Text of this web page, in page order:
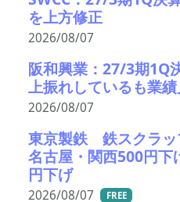
を上方修正
2026/08/07
阪和興業：27/3期1Q
上振れしているも業
2026/08/07
東京製鉄 鉄スクラ
名古屋・関西500円
円下げ
2026/08/07 FREE